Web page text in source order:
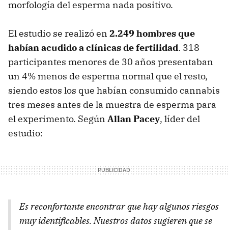
morfología del esperma nada positivo.
El estudio se realizó en 2.249 hombres que
habían acudido a clínicas de fertilidad. 318
participantes menores de 30 años presentaban
un 4% menos de esperma normal que el resto,
siendo estos los que habían consumido cannabis
tres meses antes de la muestra de esperma para
el experimento. Según Allan Pacey, líder del
estudio:
Es reconfortante encontrar que hay algunos riesgos
muy identificables. Nuestros datos sugieren que se